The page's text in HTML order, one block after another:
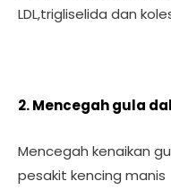
LDL,trigliselida dan
2. Mencegah gula
Mencegah kenaikan
pesakit kencing manis